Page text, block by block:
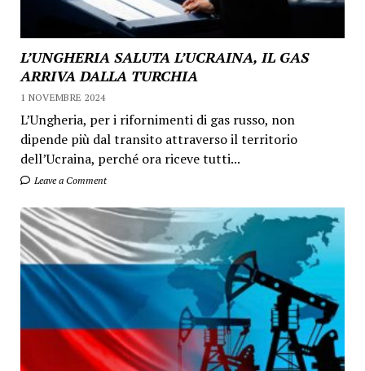
L’UNGHERIA SALUTA L’UCRAINA, IL GAS
ARRIVA DALLA TURCHIA
1 NOVEMBRE 2024
L’Ungheria, per i rifornimenti di gas russo, non
dipende più dal transito attraverso il territorio
dell’Ucraina, perché ora riceve tutti...
Leave a Comment